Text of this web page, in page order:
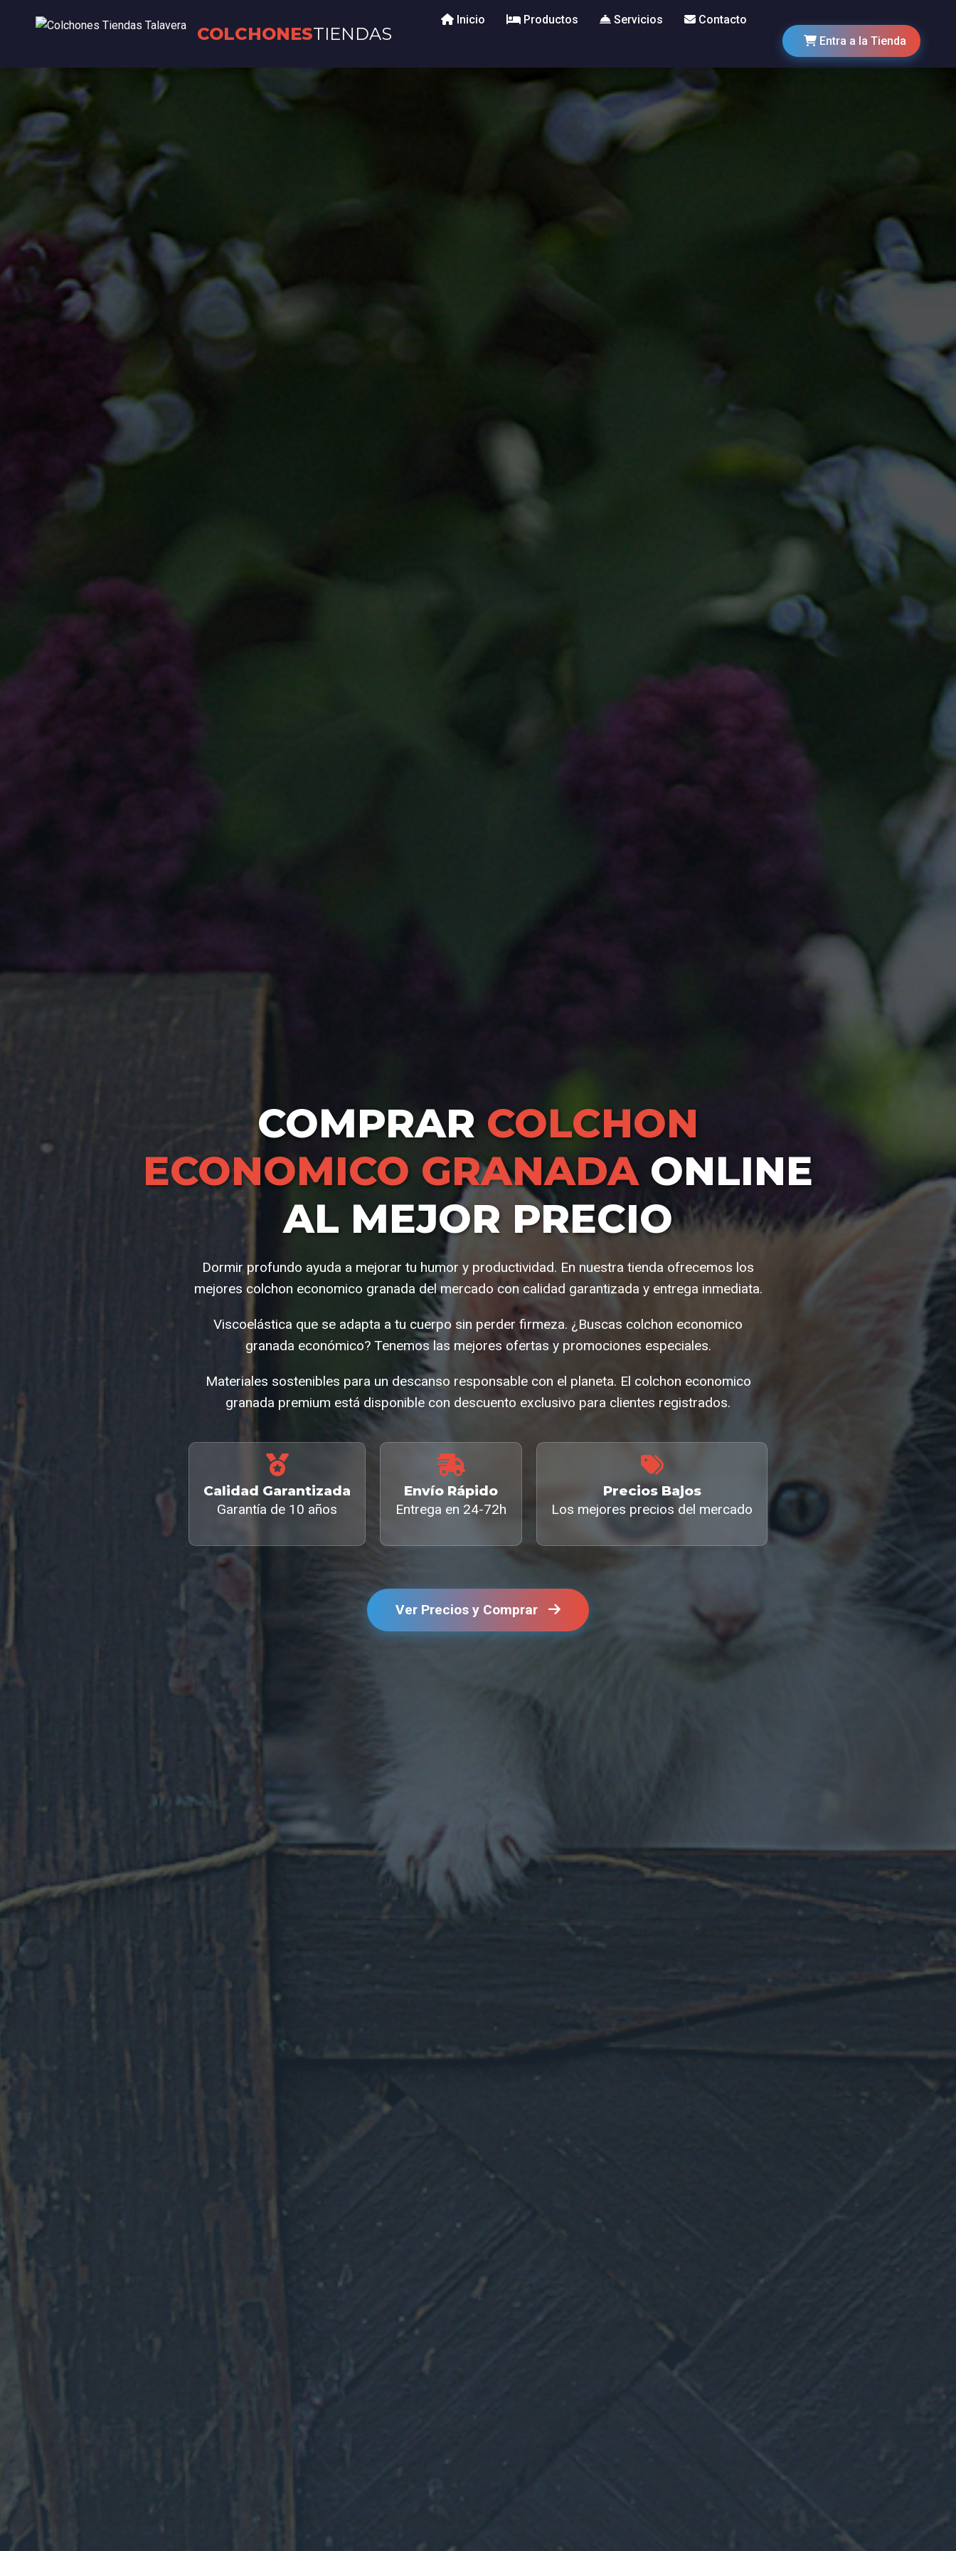
COLCHONESTIENDAS
Inicio Productos Servicios
Contacto
Entra a la Tienda
COMPRAR COLCHON
ECONOMICO GRANADAONLINE
AL MEJOR PRECIO
Dormir profundo ayuda a mejorar tu humor y productividad. En nuestra tienda ofrecemos los
mejores colchon economico granada del mercado con calidad garantizada y entrega inmediata.
Viscoelástica que se adapta a tu cuerpo sin perder firmeza. ¿Buscas colchon economico
granada económico? Tenemos las mejores ofertas y promociones especiales.
Materiales sostenibles para un descanso responsable con el planeta. El colchon economico
granada premium está disponible con descuento exclusivo para clientes registrados.
Calidad Garantizada
Garantía de 10 años
Envío Rápido
Entrega en 24-72h
Precios Bajos
Los mejores precios del mercado
Ver Precios y Comprar